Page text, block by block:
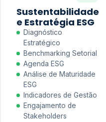
Sustentabilidade
e Estratégia ESG
Diagnóstico
Estratégico
Benchmarking Setorial
Agenda ESG
Análise de Maturidade
ESG
Indicadores de Gestão
Engajamento de
Stakeholders